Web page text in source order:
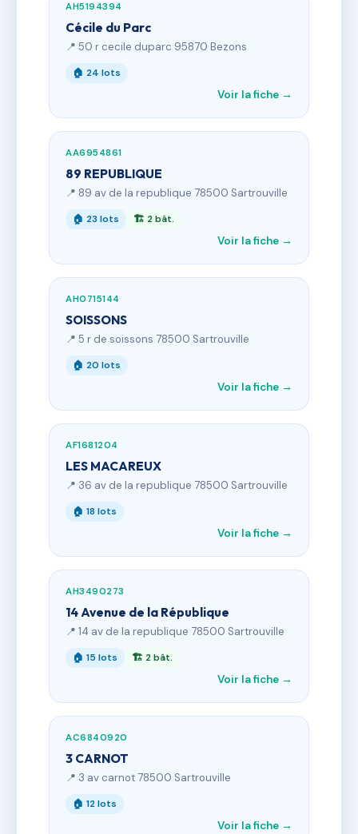
AH5194394
Cécile du Parc
📍 50 r cecile duparc 95870 Bezons
🏠 24 lots
Voir la fiche →
AA6954861
89 REPUBLIQUE
📍 89 av de la republique 78500 Sartrouville
🏠 23 lots 🏗 2 bât.
Voir la fiche →
AH0715144
SOISSONS
📍 5 r de soissons 78500 Sartrouville
🏠 20 lots
Voir la fiche →
AF1681204
LES MACAREUX
📍 36 av de la republique 78500 Sartrouville
🏠 18 lots
Voir la fiche →
AH3490273
14 Avenue de la République
📍 14 av de la republique 78500 Sartrouville
🏠 15 lots 🏗 2 bât.
Voir la fiche →
AC6840920
3 CARNOT
📍 3 av carnot 78500 Sartrouville
🏠 12 lots
Voir la fiche →